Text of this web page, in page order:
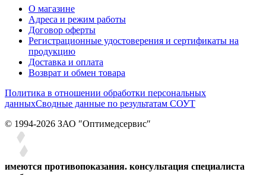
О магазине
Адреса и режим работы
Договор оферты
Регистрационные удостоверения и сертификаты на
продукцию
Доставка и оплата
Возврат и обмен товара
Политика в отношении обработки персональных
данныхСводные данные по результатам СОУТ
© 1994-2026 ЗАО ″Оптимедсервис″
имеются противопоказания. консультация специалиста